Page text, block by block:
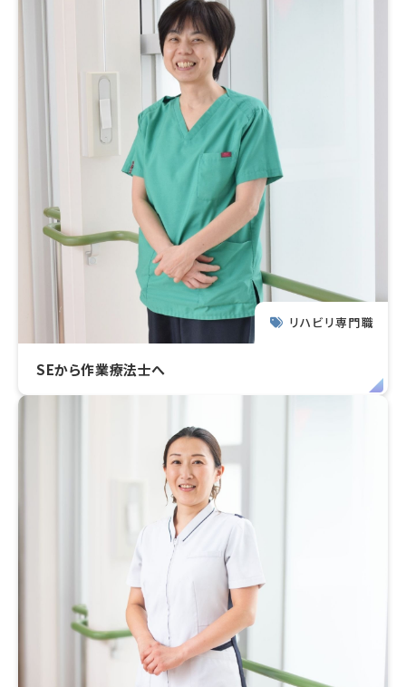
リハビリ専門職
SEから作業療法士へ